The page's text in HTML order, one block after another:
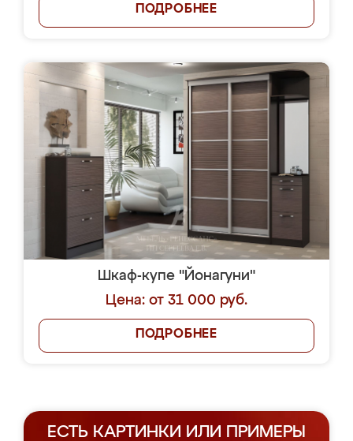
ПОДРОБНЕЕ
Шкаф-купе "Йонагуни"
Цена: от 31 000 руб.
ПОДРОБНЕЕ
ЕСТЬ КАРТИНКИ ИЛИ ПРИМЕРЫ